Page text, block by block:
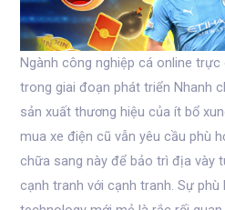
Ngành công nghiệp cá online
trong giai đoạn phát triển Nhanh
sản xuất thương hiệu của ít bổ
mua xe điện cũ vẫn yêu cầu phù
chữa sang này để bảo trì địa vày
cạnh tranh với cạnh tranh. Sự phù